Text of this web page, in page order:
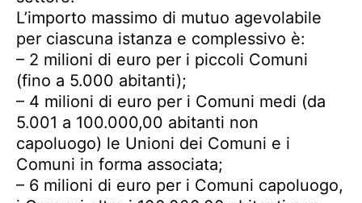
L’importo massimo di mutuo agevolabile
per ciascuna istanza e complessivo è:
– 2 milioni di euro per i piccoli Comuni
(fino a 5.000 abitanti);
– 4 milioni di euro per i Comuni medi (da
5.001 a 100.000,00 abitanti non
capoluogo) le Unioni dei Comuni e i
Comuni in forma associata;
– 6 milioni di euro per i Comuni capoluogo,